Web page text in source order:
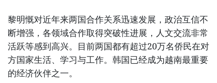
黎明慨对近年来两国合作关系迅速发展，政治互信不
断增强，各领域合作取得突破性进展，人文交流非常
活跃等感到高兴。目前两国都有超过20万名侨民在对
方国家生活、学习与工作。韩国已经成为越南最重要
的经济伙伴之一。